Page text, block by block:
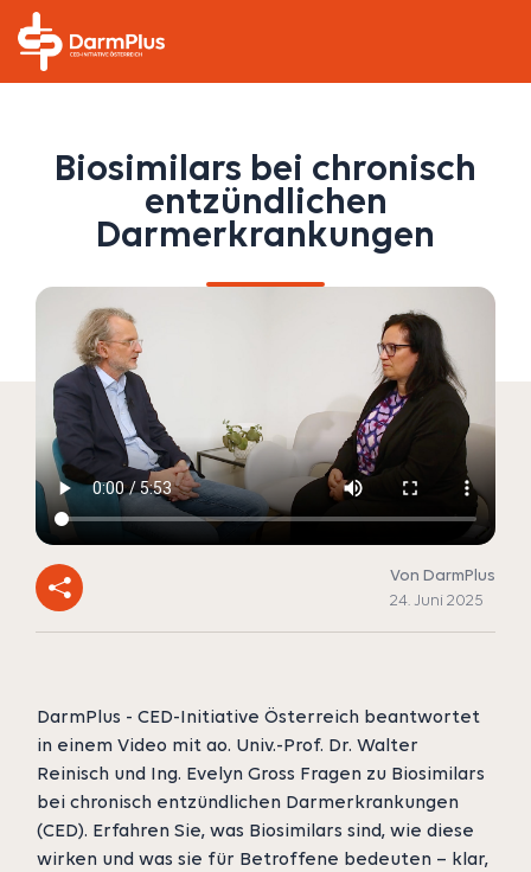
Biosimilars bei chronisch
entzündlichen
Darmerkrankungen
Von DarmPlus
24. Juni 2025
DarmPlus - CED-Initiative Österreich beantwortet
in einem Video mit ao. Univ.-Prof. Dr. Walter
Reinisch und Ing. Evelyn Gross Fragen zu Biosimilars
bei chronisch entzündlichen Darmerkrankungen
(CED). Erfahren Sie, was Biosimilars sind, wie diese
wirken und was sie für Betroffene bedeuten – klar,